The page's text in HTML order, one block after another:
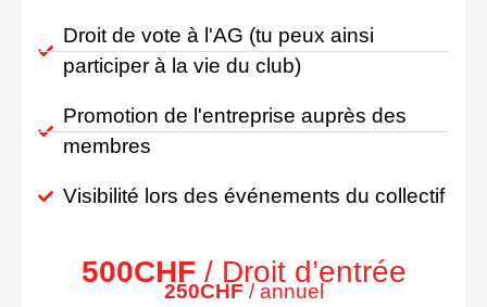
Droit de vote à l'AG (tu peux ainsi
participer à la vie du club)
Promotion de l'entreprise auprès des
membres
Visibilité lors des événements du collectif
500CHF / Droit d’entrée
250CHF / annuel